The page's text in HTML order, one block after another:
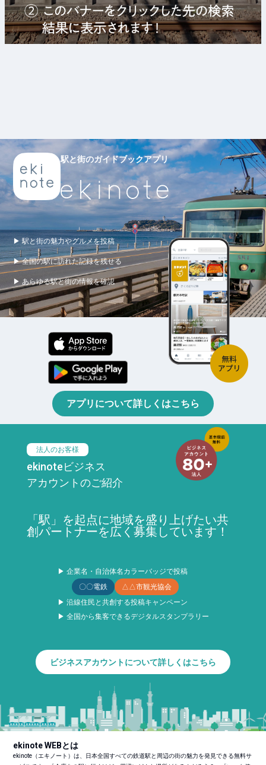
駅と街のガイドブックアプリ
▶ 駅と街の魅力やグルメを投稿
▶ 全国の駅に訪れた記録を残せる
▶ あらゆる駅と街の情報を確認
アプリについて詳しくはこちら
法人のお客様
ekinoteビジネス
アカウントのご紹介
「駅」を起点に地域を盛り上げたい共
創パートナーを広く募集しています！
▶ 企業名・自治体名カラーバッジで投稿
〇〇電鉄
△△市観光協会
▶ 沿線住民と共創する投稿キャンペーン
▶ 全国から集客できるデジタルスタンプラリー
ビジネスアカウントについて詳しくはこちら
ekinote WEBとは
ekinote（エキノート）は、日本全国すべての鉄道駅と周辺の街の魅力を発見できる無料サ